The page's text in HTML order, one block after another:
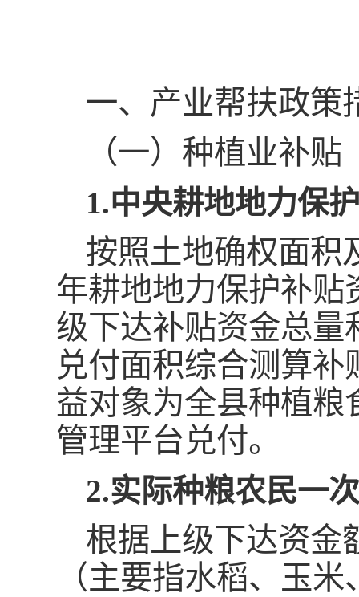
一、产业帮扶政策
（一）种植业补贴
1.中央耕地地力保
按照土地确权面积
年耕地地力保护补
级下达补贴资金总量
兑付面积综合测算
益对象为全县种植粮
管理平台兑付。
2.实际种粮农民一
根据上级下达资金
（主要指水稻、玉